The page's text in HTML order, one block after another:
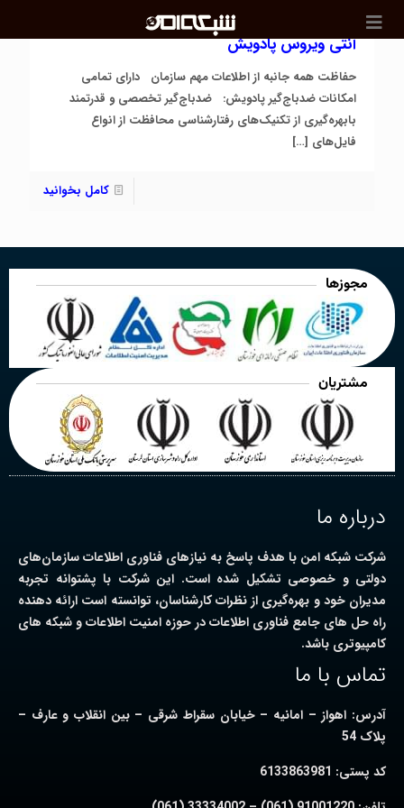
آنتی ویروس پادویش
حفاظت همه جانبه از اطلاعات مهم سازمان دارای تمامی
امکانات ضدباج‌گیر پادویش: ضدباج‌گیر تخصصی و قدرتمند
بابهره‌گیری از تکنیک‌های رفتارشناسی محافظت از انواع
فایل‌های […]
کامل بخوانید
مجوزها
مشتریان
درباره ما
شرکت شبکه امن با هدف پاسخ به نیازهای فناوری اطلاعات سازمان‌های
دولتی و خصوصی تشکیل شده است. این شرکت با پشتوانه تجربه
مدیران خود و بهره‌گیری از نظرات کارشناسان، توانسته است ارائه دهنده
راه حل های جامع فناوری اطلاعات در حوزه امنیت اطلاعات و شبکه های
کامپیوتری باشد.
تماس با ما
آدرس: اهواز – امانیه – خیابان سقراط شرقی – بین انقلاب و عارف –
پلاک 54
کد پستی: 6133863981